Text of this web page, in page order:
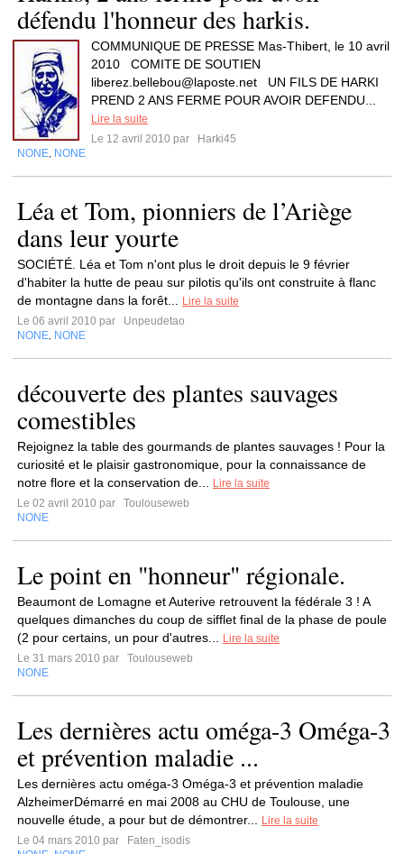
défendu l'honneur des harkis.
COMMUNIQUE DE PRESSE Mas-Thibert, le 10 avril
2010 COMITE DE SOUTIEN
liberez.bellebou@laposte.net UN FILS DE HARKI
PREND 2 ANS FERME POUR AVOIR DEFENDU...
Lire la suite
Le 12 avril 2010 par
Harki45
NONE NONE
Léa et Tom, pionniers de l’Ariège
dans leur yourte
SOCIÉTÉ. Léa et Tom n'ont plus le droit depuis le 9 février
d'habiter la hutte de peau sur pilotis qu'ils ont construite à flanc
de montagne dans la forêt...
Lire la suite
Le 06 avril 2010 par
Unpeudetao
NONE NONE
découverte des plantes sauvages
comestibles
Rejoignez la table des gourmands de plantes sauvages ! Pour la
curiosité et le plaisir gastronomique, pour la connaissance de
notre flore et la conservation de...
Lire la suite
Le 02 avril 2010 par
Toulouseweb
NONE
Le point en "honneur" régionale.
Beaumont de Lomagne et Auterive retrouvent la fédérale 3 ! A
quelques dimanches du coup de sifflet final de la phase de poule
(2 pour certains, un pour d'autres...
Lire la suite
Le 31 mars 2010 par
Toulouseweb
NONE
Les dernières actu oméga-3 Oméga-3
et prévention maladie ...
Les dernières actu oméga-3 Oméga-3 et prévention maladie
AlzheimerDémarré en mai 2008 au CHU de Toulouse, une
nouvelle étude, a pour but de démontrer...
Lire la suite
Le 04 mars 2010 par
Faten_isodis